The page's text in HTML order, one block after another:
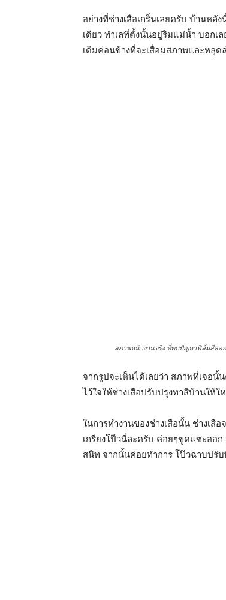
อย่างที่ช่างเสือเกริ่นเลยครับ บ้านหลั
เดียว ทำเลที่ตั้งนั้นอยู่ริมแม่น้ำ บอก
เดิมค่อนข้างที่จะเสื่อมสภาพและหลุด
สภาพหน้างานจริง ที่พบปัญหาฟิล์มสีลอ
จากรูปจะเห็นได้เลยว่า สภาพที่เจอนั้
ไว้ใจให้ช่างเสือปรับปรุงทาสีบ้านให้ใ
ในการทำงานของช่างเสือนั้น ช่างเ
เกรียงโป๊วนี่ละครับ ค่อยๆขูดแซะออ
สนิท จากนั้นค่อยทำการ โป๊วฉาบปรั